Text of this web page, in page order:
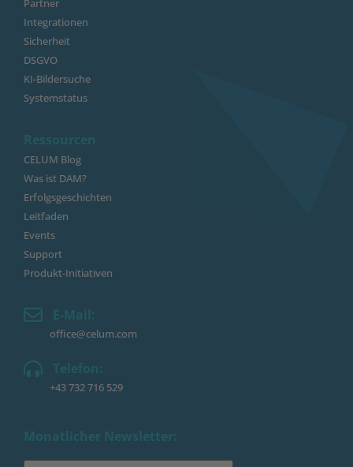
Partner
Integrationen
Sicherheit
DSGVO
KI-Bildersuche
Systemstatus
Ressourcen
CELUM Blog
Was ist DAM?
Erfolgsgeschichten
Leitfaden
Events
Support
Produkt-Initiativen
E-Mail:
office@celum.com
Telefon:
+43 732 716 529
Monatlicher Newsletter: